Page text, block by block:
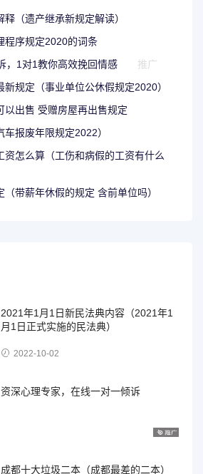
（遗产继承新规定解读）
程序规定2020的词条
，1对1教你高效挽回情感
推广
规定（事业单位公休假规定2020）
以出售 受赠房屋再出售规定
报废年限规定2022）
资怎么算（工伤和病假的工资有什么
带薪年休假的规定 含前单位吗）
2021年1月1日新民法典内容（2021年1
月1日正式实施的民法典）
2022-10-02
资深心理专家，在线一对一倾诉
成都十大垃圾二本（成都最差的二本）